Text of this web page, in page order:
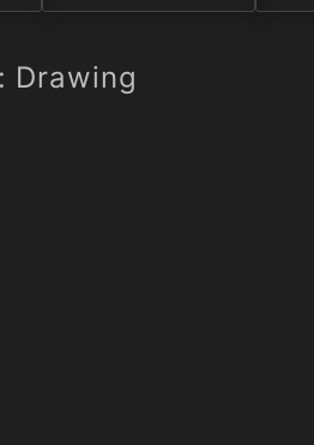
Drawing